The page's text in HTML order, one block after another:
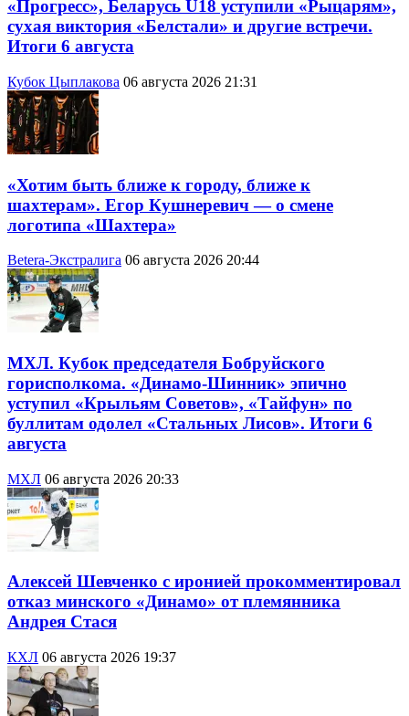
«Прогресс», Беларусь U18 уступили «Рыцарям»,
сухая виктория «Белстали» и другие встречи.
Итоги 6 августа
Кубок Цыплакова 06 августа 2026 21:31
«Хотим быть ближе к городу, ближе к
шахтерам». Егор Кушнеревич — о смене
логотипа «Шахтера»
Betera-Экстралига 06 августа 2026 20:44
МХЛ. Кубок председателя Бобруйского
горисполкома. «Динамо-Шинник» эпично
уступил «Крыльям Советов», «Тайфун» по
буллитам одолел «Стальных Лисов». Итоги 6
августа
МХЛ 06 августа 2026 20:33
Алексей Шевченко с иронией прокомментировал
отказ минского «Динамо» от племянника
Андрея Стася
КХЛ 06 августа 2026 19:37